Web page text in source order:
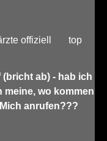
offiziell top
ab) - hab ich
meine, wo kommen
anrufen???